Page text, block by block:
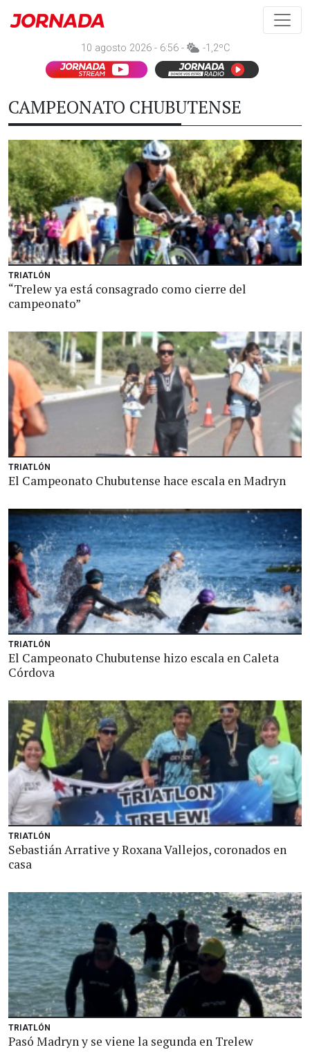
10 agosto 2026 - 6:56 - -1,2ºC
CAMPEONATO CHUBUTENSE
TRIATLÓN
“Trelew ya está consagrado como cierre del
campeonato”
TRIATLÓN
El Campeonato Chubutense hace escala en Madryn
TRIATLÓN
El Campeonato Chubutense hizo escala en Caleta
Córdova
TRIATLÓN
Sebastián Arrative y Roxana Vallejos, coronados en
casa
TRIATLÓN
Pasó Madryn y se viene la segunda en Trelew